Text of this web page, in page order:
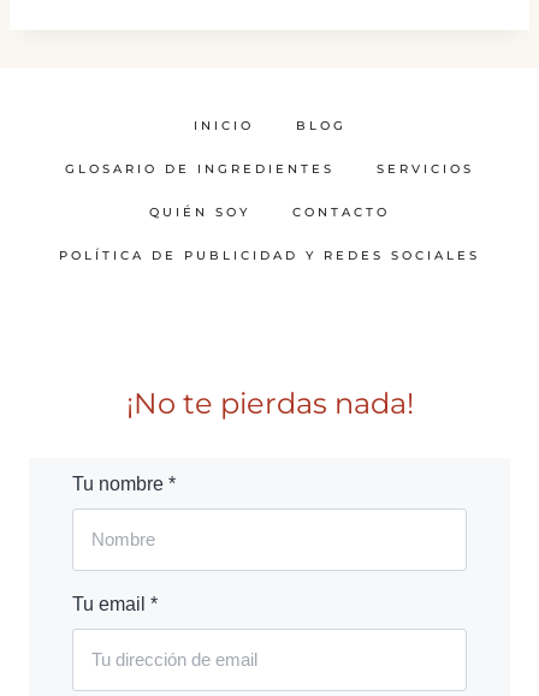
INICIO BLOG
GLOSARIO DE INGREDIENTES SERVICIOS
QUIÉN SOY CONTACTO
POLÍTICA DE PUBLICIDAD Y REDES SOCIALES
¡No te pierdas nada!
Tu nombre *
Tu email *